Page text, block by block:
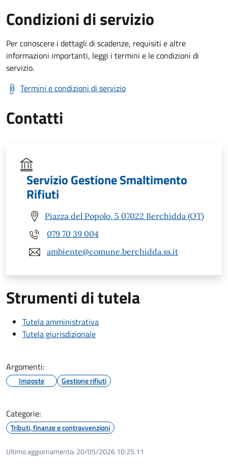
Condizioni di servizio
Per conoscere i dettagli di scadenze, requisiti e altre
informazioni importanti, leggi i termini e le condizioni di
servizio.
Termini e condizioni di servizio
Contatti
Servizio Gestione Smaltimento
Rifiuti
Piazza del Popolo, 5 07022 Berchidda (OT)
079 70 39 004
ambiente@comune.berchidda.ss.it
Strumenti di tutela
Tutela amministrativa
Tutela giurisdizionale
Argomenti:
Imposte Gestione rifiuti
Categorie:
Tributi, finanze e contravvenzioni
Ultimo aggiornamento: 20/05/2026 10:25.11